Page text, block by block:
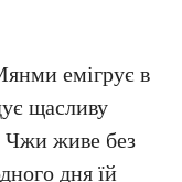
емігрує в
щасливу
Чжи живе без
дня їй